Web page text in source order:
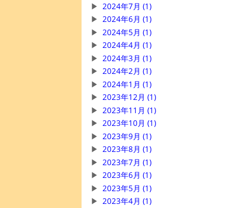
2024年7月 (1)
2024年6月 (1)
2024年5月 (1)
2024年4月 (1)
2024年3月 (1)
2024年2月 (1)
2024年1月 (1)
2023年12月 (1)
2023年11月 (1)
2023年10月 (1)
2023年9月 (1)
2023年8月 (1)
2023年7月 (1)
2023年6月 (1)
2023年5月 (1)
2023年4月 (1)